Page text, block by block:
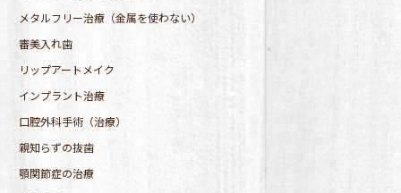
メタルフリー治療（金属を使わない）
審美入れ歯
リップアートメイク
インプラント治療
口腔外科手術（治療）
親知らずの抜歯
顎関節症の治療